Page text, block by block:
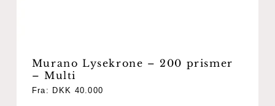
Murano Lysekrone – 200 prismer
– Multi
Fra: DKK 40.000